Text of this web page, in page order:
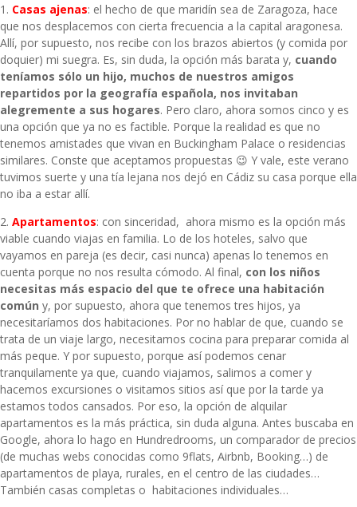
1. Casas ajenas: el hecho de que maridín sea de Zaragoza, hace
que nos desplacemos con cierta frecuencia a la capital aragonesa.
Allí, por supuesto, nos recibe con los brazos abiertos (y comida por
doquier) mi suegra. Es, sin duda, la opción más barata y, cuando
teníamos sólo un hijo, muchos de nuestros amigos
repartidos por la geografía española, nos invitaban
alegremente a sus hogares. Pero claro, ahora somos cinco y es
una opción que ya no es factible. Porque la realidad es que no
tenemos amistades que vivan en Buckingham Palace o residencias
similares. Conste que aceptamos propuestas 😉 Y vale, este verano
tuvimos suerte y una tía lejana nos dejó en Cádiz su casa porque ella
no iba a estar allí.
2. Apartamentos: con sinceridad, ahora mismo es la opción más
viable cuando viajas en familia. Lo de los hoteles, salvo que
vayamos en pareja (es decir, casi nunca) apenas lo tenemos en
cuenta porque no nos resulta cómodo. Al final, con los niños
necesitas más espacio del que te ofrece una habitación
común y, por supuesto, ahora que tenemos tres hijos, ya
necesitaríamos dos habitaciones. Por no hablar de que, cuando se
trata de un viaje largo, necesitamos cocina para preparar comida al
más peque. Y por supuesto, porque así podemos cenar
tranquilamente ya que, cuando viajamos, salimos a comer y
hacemos excursiones o visitamos sitios así que por la tarde ya
estamos todos cansados. Por eso, la opción de alquilar
apartamentos es la más práctica, sin duda alguna. Antes buscaba en
Google, ahora lo hago en Hundredrooms, un comparador de precios
(de muchas webs conocidas como 9flats, Airbnb, Booking…) de
apartamentos de playa, rurales, en el centro de las ciudades…
También casas completas o habitaciones individuales…